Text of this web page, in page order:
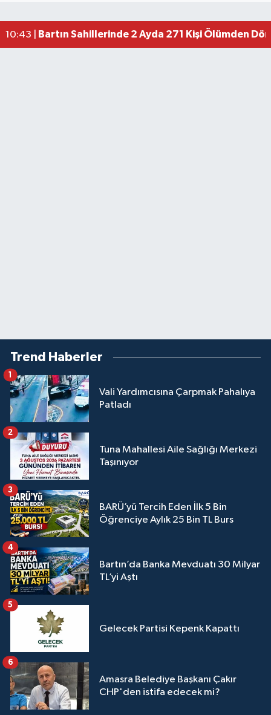
10:43 | Bartın Sahillerinde 2 Ayda 271 Kişi Ölümden
Trend Haberler
Vali Yardımcısına Çarpmak Pahalıya
Patladı
1
Tuna Mahallesi Aile Sağlığı Merkezi
Taşınıyor
2
BARÜ’yü Tercih Eden İlk 5 Bin
Öğrenciye Aylık 25 Bin TL Burs
3
Bartın’da Banka Mevduatı 30 Milyar
TL’yi Aştı
4
Gelecek Partisi Kepenk Kapattı
5
Amasra Belediye Başkanı Çakır
CHP'den istifa edecek mi?
6